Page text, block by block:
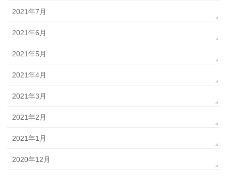
2021年7月
2021年6月
2021年5月
2021年4月
2021年3月
2021年2月
2021年1月
2020年12月